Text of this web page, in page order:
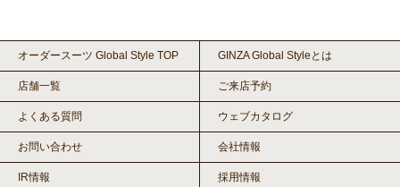
オーダースーツ Global Style TOP GINZA Global Styleとは
店舗一覧 ご来店予約
よくある質問 ウェブカタログ
お問い合わせ 会社情報
IR情報 採用情報